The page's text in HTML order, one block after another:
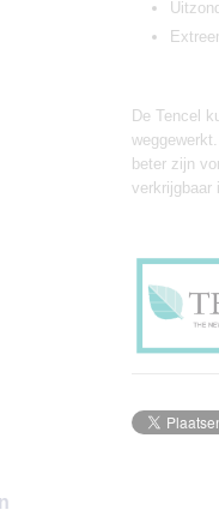
De Tencel
beter zijn
verkrijgbaar